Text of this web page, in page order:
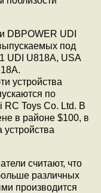
DBPOWER UDI
под
UDI U818A, USA
устройства
по
RC Toys Co. Ltd. В
в районе $100, в
устройства
считают, что
различных
производится